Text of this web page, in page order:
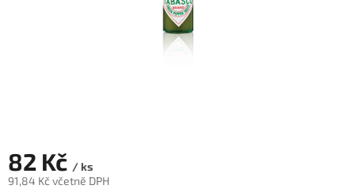
82 Kč / ks
91,84 Kč včetně DPH